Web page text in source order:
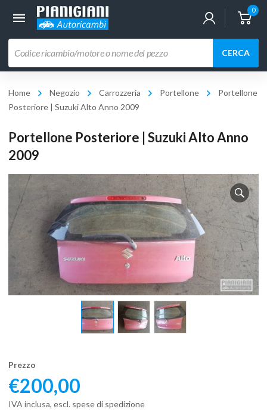
0
prodotti
CERCA
Home Negozio Carrozzeria Portellone
Portellone
Posteriore | Suzuki Alto Anno 2009
Portellone Posteriore | Suzuki Alto Anno
2009
Prezzo
€200,00
IVA inclusa, escl. spese di spedizione